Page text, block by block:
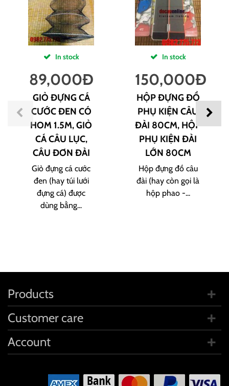
In stock
89,000Đ
GIỎ ĐỰNG CÁ
CƯỚC ĐEN CÓ
HOM 1.5M, GIỎ
CÁ CÂU LỤC,
CÂU ĐƠN ĐÀI
Giỏ đựng cá cước
đen (hay túi lưới
đựng cá) được
dùng bằng...
In stock
150,000Đ
HỘP ĐỰNG ĐỒ
PHỤ KIỆN CÂU
ĐÀI 80CM, HỘP
PHỤ KIỆN ĐÀI
LỚN 80CM
Hộp đựng đồ câu
đài (hay còn gọi là
hộp phao -...
Products
Customer care
Account